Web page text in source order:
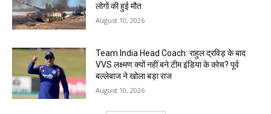
लोगों की हुई मौत
August 10, 2026
Team India Head Coach: राहुल द्रविड़ के बाद
VVS लक्ष्मण क्यों नहीं बने टीम इंडिया के कोच? पूर्व
बल्लेबाज ने खोला बड़ा राज
August 10, 2026